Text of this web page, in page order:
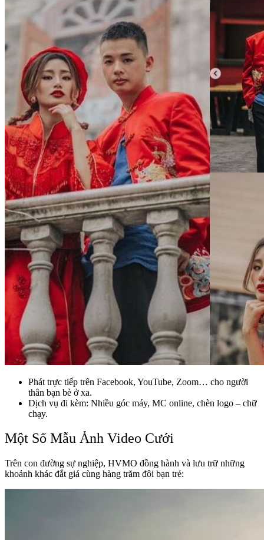
Phát trực tiếp trên Facebook, YouTube, Zoom… cho người
thân bạn bè ở xa.
Dịch vụ đi kèm: Nhiều góc máy, MC online, chèn logo – chữ
chạy.
Một Số Mẫu Ảnh Video Cưới
Trên con đường sự nghiệp, HVMO đồng hành và lưu trữ những
khoảnh khác đắt giá cùng hàng trăm đôi bạn trẻ: